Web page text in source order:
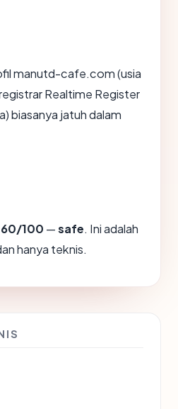
manutd-cafe.com (usia
Realtime Register
biasanya jatuh dalam
60/100 —safe. Ini adalah
hanya teknis.